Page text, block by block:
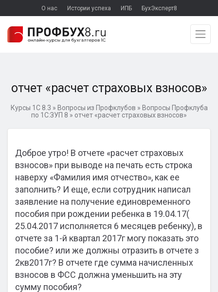
О нас Истории успеха ИПБ БухЭксперт8
отчет «расчет страховых взносов»
Курсы 1С 8.3 » Вопросы из Профклубов » Вопросы Профклуба
по 1С:ЗУП 8 » отчет «расчет страховых взносов»
Доброе утро! В отчете «расчет страховых
взносов» при выводе на печать есть строка
наверху «Фамилия имя отчество», как ее
заполнить? И еще, если сотрудник написал
заявление на получение единовременного
пособия при рождении ребенка в 19.04.17(
25.04.2017 исполняется 6 месяцев ребенку), в
отчете за 1-й квартал 2017г могу показать это
пособие? или же должны отразить в отчете з
2кв2017г? В отчете где сумма начисленных
взносов в ФСС должна уменьшить на эту
сумму пособия?